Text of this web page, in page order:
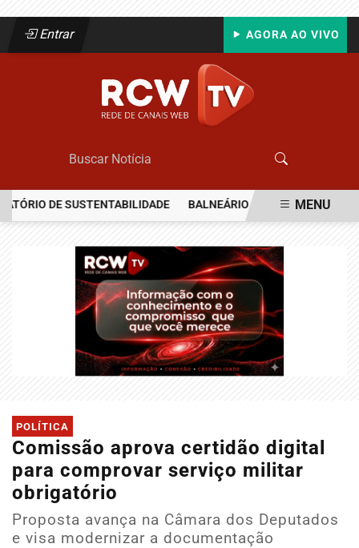
Entrar AGORA AO VIVO
DE SUSTENTABILIDADE BALNEÁRIO CAMBORIÚMENU
POLÍTICA
Comissão aprova certidão digital
para comprovar serviço militar
obrigatório
Proposta avança na Câmara dos Deputados
e visa modernizar a documentação